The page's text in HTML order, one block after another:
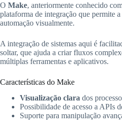
O Make, anteriormente conhecido
plataforma de integração que permite
automação visualmente.
A integração de sistemas aqui é
soltar, que ajuda a criar fluxos
múltiplas ferramentas e aplicativos.
Características do Make
Visualização clara dos
Possibilidade de acesso a APIs
Suporte para manipulação